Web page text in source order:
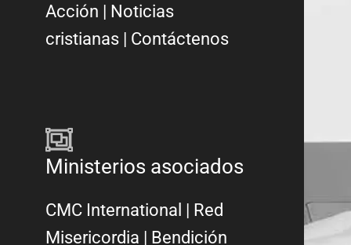
Acción | Noticias
cristianas | Contáctenos
Ministerios asociados
CMC International | Red
Misericordia | Bendición